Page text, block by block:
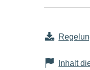
Inhalt